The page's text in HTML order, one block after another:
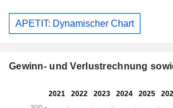
APETIT: Dynamischer Chart
Gewinn- und Verlustrechnung